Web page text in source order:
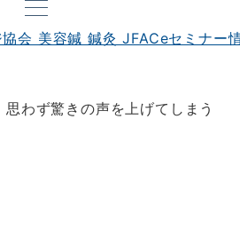
思わず驚きの声を上げてしまう